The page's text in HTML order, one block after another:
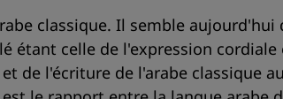
classique. Il semble aujourd'hui
étant celle de l'expression cordiale
de l'écriture de l'arabe classique